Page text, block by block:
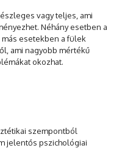
vagy teljes, ami
Néhány esetben a
esetekben a fülek
ami nagyobb mértékű
okozhat.
szempontból
jelentős pszichológiai